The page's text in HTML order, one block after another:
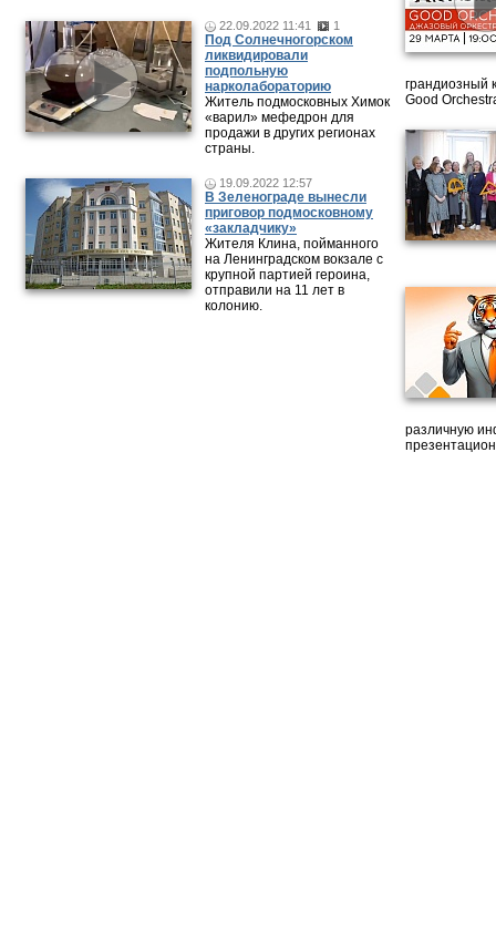
22.09.2022 11:41 1
Под Солнечногорском
ликвидировали
подпольную
нарколабораторию
Житель подмосковных Химок
«варил» мефедрон для
продажи в других регионах
страны.
19.09.2022 12:57
В Зеленограде вынесли
приговор подмосковному
«закладчику»
Жителя Клина, пойманного
на Ленинградском вокзале с
крупной партией героина,
отправили на 11 лет в
колонию.
грандиозный
Good
различную